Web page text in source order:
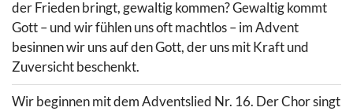
der Frieden bringt, gewaltig kommen? Gewaltig kommt
Gott – und wir fühlen uns oft machtlos – im Advent
besinnen wir uns auf den Gott, der uns mit Kraft und
Zuversicht beschenkt.
Wir beginnen mit dem Adventslied Nr. 16. Der Chor singt